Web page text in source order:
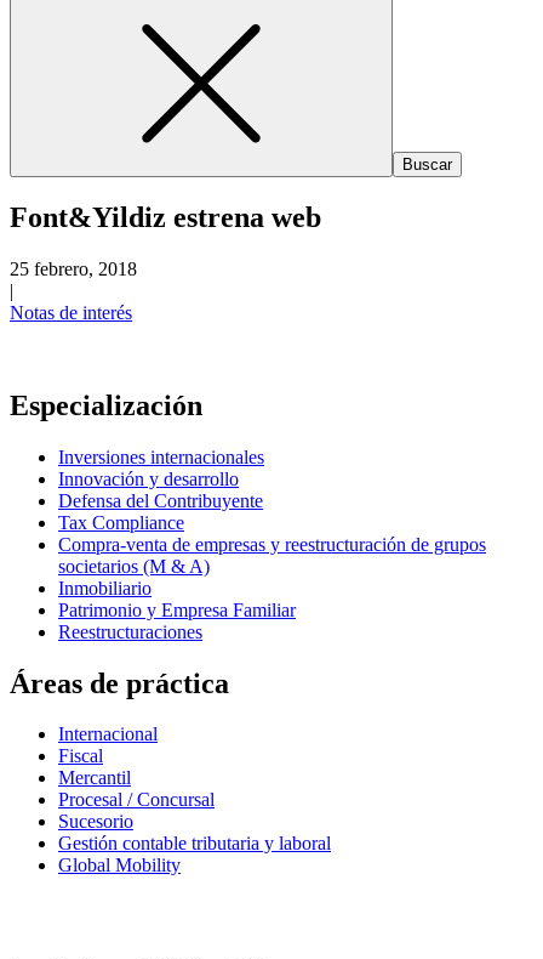
Font&Yildiz estrena web
25 febrero, 2018
|
Notas de interés
Especialización
Inversiones internacionales
Innovación y desarrollo
Defensa del Contribuyente
Tax Compliance
Compra-venta de empresas y reestructuración de grupos
societarios (M & A)
Inmobiliario
Patrimonio y Empresa Familiar
Reestructuraciones
Áreas de práctica
Internacional
Fiscal
Mercantil
Procesal / Concursal
Sucesorio
Gestión contable tributaria y laboral
Global Mobility